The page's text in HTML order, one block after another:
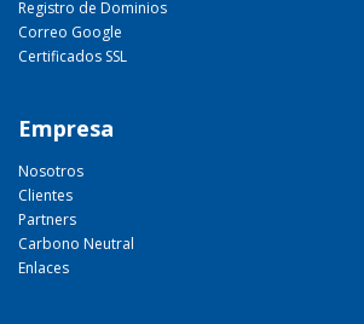
Registro de Dominios
Correo Google
Certificados SSL
Empresa
Nosotros
Clientes
Partners
Carbono Neutral
Enlaces